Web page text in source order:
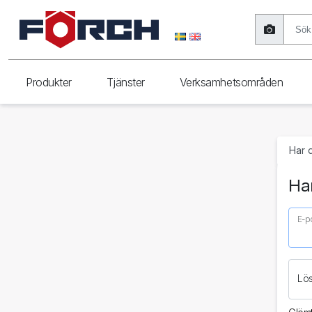
Produkter Tjänster Verksamhetsområden
Har
E-